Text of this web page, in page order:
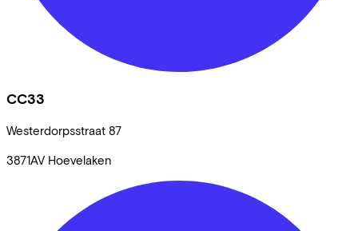
CC33
Westerdorpsstraat 87
3871AV Hoevelaken